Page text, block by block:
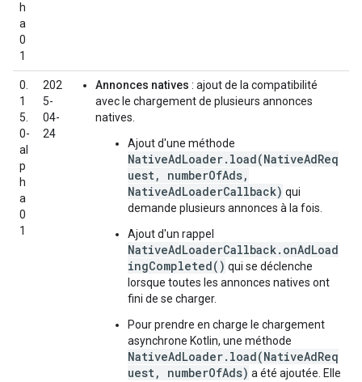
h
a
0
1
0.
1
5.
0-
al
p
h
a
0
1
202
5-
04-
24
Annonces natives : ajout de la compatibilité
avec le chargement de plusieurs annonces
natives.
Ajout d'une méthode
NativeAdLoader.load(NativeAdReq
uest, numberOfAds,
NativeAdLoaderCallback) qui
demande plusieurs annonces à la fois.
Ajout d'un rappel
NativeAdLoaderCallback.onAdLoad
ingCompleted() qui se déclenche
lorsque toutes les annonces natives ont
fini de se charger.
Pour prendre en charge le chargement
asynchrone Kotlin, une méthode
NativeAdLoader.load(NativeAdReq
uest, numberOfAds) a été ajoutée. Elle